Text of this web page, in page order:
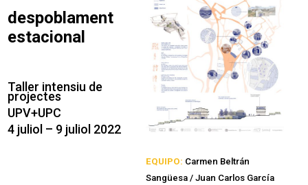
despoblament
estacional
Taller intensiu de
projectes
UPV+UPC
4 juliol – 9 juliol 2022
EQUIPO: Carmen Beltrán
Sangüesa / Juan Carlos García